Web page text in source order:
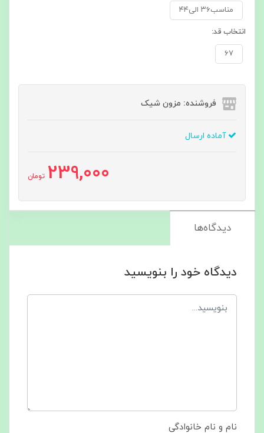
مناسب۳۶ الی۴۴
انتخاب قد:
۶۷
فروشنده: مزون شیک
آماده ارسال
239,000 تومان
دیدگاه‌ها
دیدگاه خود را بنویسید
نام و نام خانوادگی